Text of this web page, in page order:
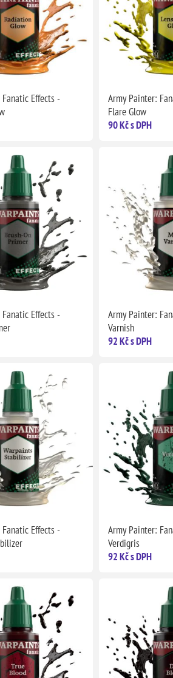
Effects -
Army Painter:
Flare Glow
90 Kč s DPH
Effects -
Army Painter:
Varnish
92 Kč s DPH
Effects -
Army Painter:
Verdigris
92 Kč s DPH